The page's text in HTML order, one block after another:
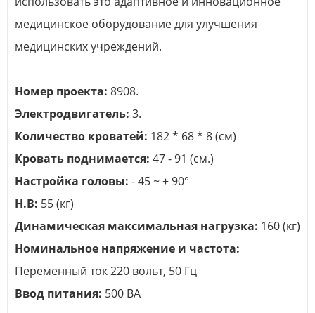
медицинское оборудование для улучшения
медицинских учреждений.
Номер проекта: 8908.
Электродвигатель: 3.
Количество кроватей: 182 * 68 * 8 (см)
Кровать поднимается: 47 - 91 (см.)
Настройка головы: - 45 ~ + 90°
Н.В: 55 (кг)
Динамическая максимальная нагрузка: 160 (кг)
Номинальное напряжение и частота:
Переменный ток 220 вольт, 50 Гц
Ввод питания: 500 ВА